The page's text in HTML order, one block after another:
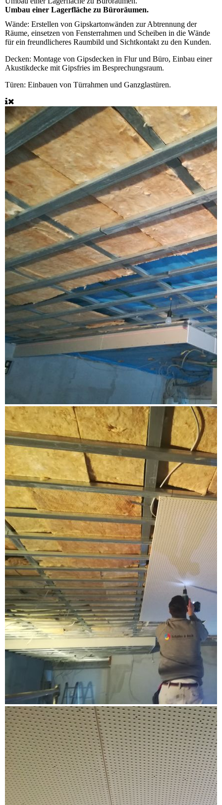
Umbau einer Lagerfläche zu Büroräumen.
Wände: Erstellen von Gipskartonwänden zur Abtrennung der
Räume, einsetzen von Fensterrahmen und Scheiben in die Wände
für ein freundlicheres Raumbild und Sichtkontakt zu den Kunden.
Decken: Montage von Gipsdecken in Flur und Büro, Einbau einer
Akustikdecke mit Gipsfries im Besprechungsraum.
Türen: Einbauen von Türrahmen und Ganzglastüren.